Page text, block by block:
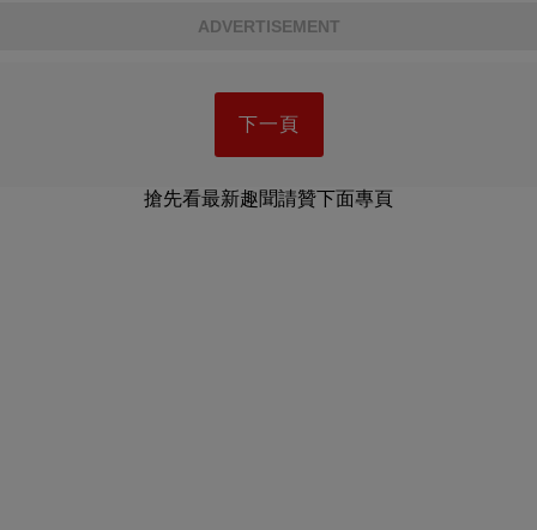
ADVERTISEMENT
下一頁
搶先看最新趣聞請贊下面專頁